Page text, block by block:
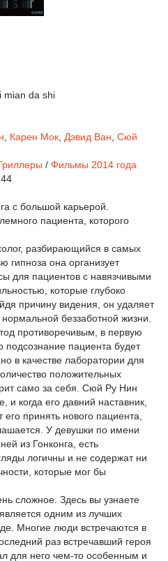
mian da shi
Карен Мок Дэвид Ван Сюй
/ Фильмы 2014 года
с большой карьерой.
пациента, которого
разбирающийся в самых
она организует
для пациентов с навязчивыми
которые глубоко
причину видения, он удаляет
беззаботной жизни.
противоречивым, в первую
подсознание пациента будет
в качестве лаборатории для
положительных
само за себя. Сюй Ру Нин
и когда его давний наставник,
принять нового пациента,
У девушки по имени
из Гонконга, есть
логичны и не содержат ни
которые мог бы
сложное. Здесь вы узнаете
одним из лучших
Многие люди встречаются в
раз встречавший героя
для него чем-то особенным и